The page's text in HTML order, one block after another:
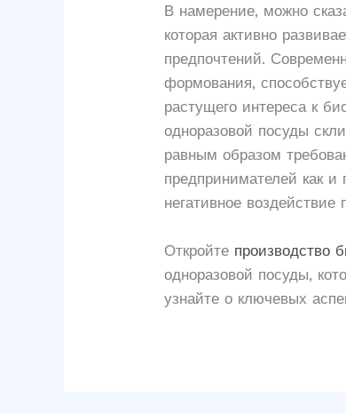
В намерение, можно
которая активно
предпочтений.
формования,
растущего интереса к
одноразовой посуды
равным образом
предпринимателей как
негативное воздействие
Откройте производство
одноразовой посуды,
узнайте о ключевых